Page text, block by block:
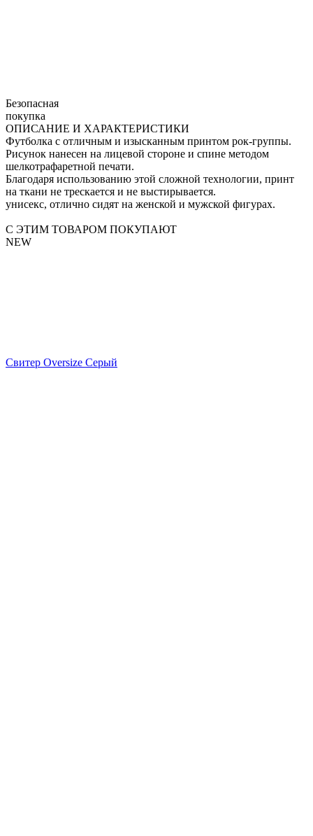
Безопасная
покупка
ОПИСАНИЕ И ХАРАКТЕРИСТИКИ
Футболка с отличным и изысканным принтом рок-группы.
Рисунок нанесен на лицевой стороне и спине методом
шелкотрафаретной печати.
Благодаря использованию этой сложной технологии, принт
на ткани не трескается и не выстирывается.
унисекс, отлично сидят на женской и мужской фигурах.
С ЭТИМ ТОВАРОМ ПОКУПАЮТ
NEW
Свитер Oversize Серый